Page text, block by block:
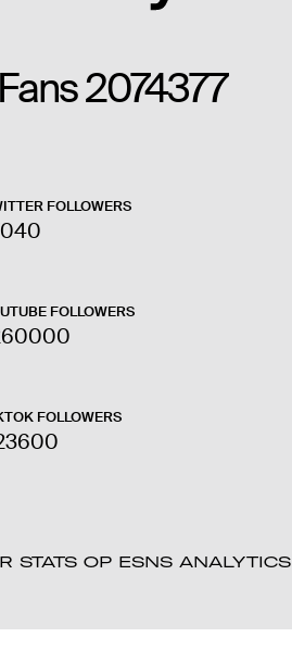
2074377
FOLLOWERS
FOLLOWERS
FOLLOWERS
STATS OP ESNS ANALYTICS
STATS OP ESNS ANALYTICS